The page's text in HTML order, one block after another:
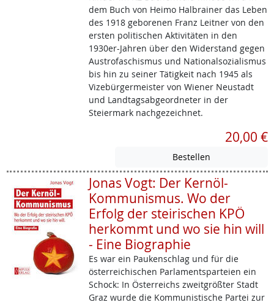
dem Buch von Heimo Halbrainer das Leben
des 1918 geborenen Franz Leitner von den
ersten politischen Aktivitäten in den
1930er-Jahren über den Widerstand gegen
Austrofaschismus und Nationalsozialismus
bis hin zu seiner Tätigkeit nach 1945 als
Vizebürgermeister von Wiener Neustadt
und Landtagsabgeordneter in der
Steiermark nachgezeichnet.
20,00 €
Jonas Vogt: Der Kernöl-
Kommunismus. Wo der
Erfolg der steirischen KPÖ
herkommt und wo sie hin will
- Eine Biographie
Es war ein Paukenschlag und für die
österreichischen Parlamentsparteien ein
Schock: In Österreichs zweitgrößter Stadt
Graz wurde die Kommunistische Partei zur